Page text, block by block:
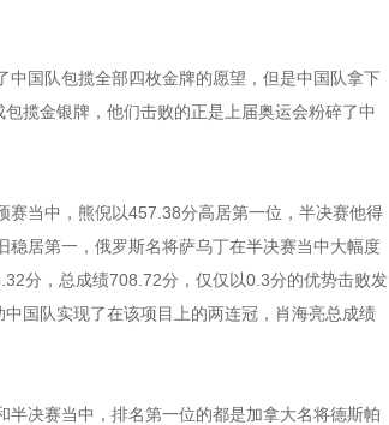
国队包揽全部四枚金牌的愿望，但是中国队拿下
揽金银牌，他们击败的正是上届奥运会粉碎了中
当中，熊倪以457.38分高居第一位，半决赛他得
居第一，俄罗斯名将萨乌丁在半决赛当中大幅度
分，总成绩708.72分，仅仅以0.3分的优势击败发
国队实现了在该项目上的两连冠，肖海亮总成绩
决赛当中，排名第一位的都是加拿大名将德斯帕